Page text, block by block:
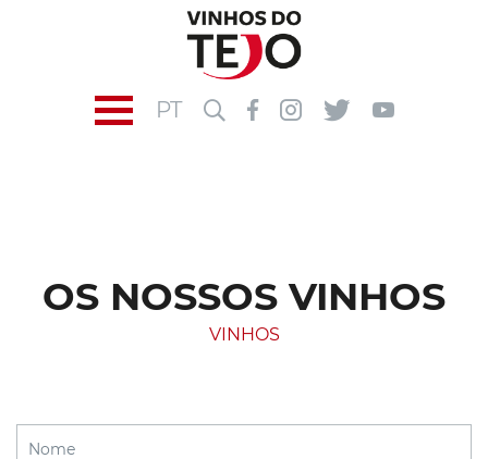
PT
OS NOSSOS VINHOS
VINHOS